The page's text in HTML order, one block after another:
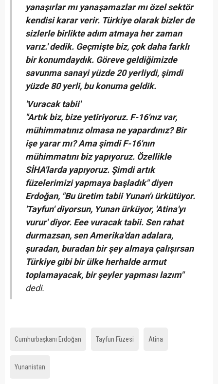
yanaşırlar mı yanaşamazlar mı özel sektör
kendisi karar verir. Türkiye olarak bizler de
sizlerle birlikte adım atmaya her zaman
varız.' dedik. Geçmişte biz, çok daha farklı
bir konumdaydık. Göreve geldiğimizde
savunma sanayi yüzde 20 yerliydi, şimdi
yüzde 80 yerli, bu konuma geldik.
'Vuracak tabii'
"Artık biz, bize yetiriyoruz. F-16'nız var,
mühimmatınız olmasa ne yapardınız? Bir
işe yarar mı? Ama şimdi F-16'nın
mühimmatını biz yapıyoruz. Özellikle
SİHA'larda yapıyoruz. Şimdi artık
füzelerimizi yapmaya başladık" diyen
Erdoğan, "Bu üretim tabii Yunan'ı ürkütüyor.
'Tayfun' diyorsun, Yunan ürküyor, 'Atina'yı
vurur' diyor. Eee vuracak tabii. Sen rahat
durmazsan, sen Amerika'dan adalara,
şuradan, buradan bir şey almaya çalışırsan
Türkiye gibi bir ülke herhalde armut
toplamayacak, bir şeyler yapması lazım"
dedi.
Cumhurbaşkanı Erdoğan Tayfun Füzesi Atina
Yunanistan